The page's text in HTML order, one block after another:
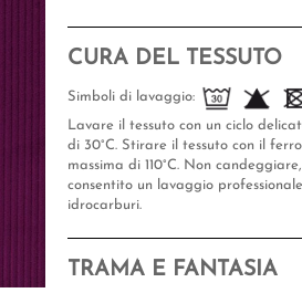
CURA DEL TESSUTO
Simboli di lavaggio:
Lavare il tessuto con un ciclo
di 30°C. Stirare il tessuto con il
massima di 110°C. Non
consentito un lavaggio
idrocarburi.
TRAMA E FANTASIA